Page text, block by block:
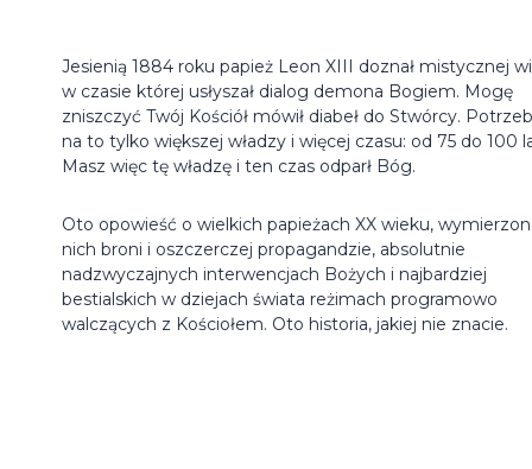
Jesienią 1884 roku papież Leon XIII doznał mistycznej
w czasie której usłyszał dialog demona Bogiem. Mogę
zniszczyć Twój Kościół mówił diabeł do Stwórcy.
na to tylko większej władzy i więcej czasu: od 75 do 100
Masz więc tę władzę i ten czas odparł Bóg.
Oto opowieść o wielkich papieżach XX wieku,
nich broni i oszczerczej propagandzie, absolutnie
nadzwyczajnych interwencjach Bożych i najbardziej
bestialskich w dziejach świata reżimach programowo
walczących z Kościołem. Oto historia, jakiej nie znacie.